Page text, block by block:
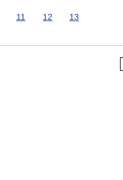
11 12 13